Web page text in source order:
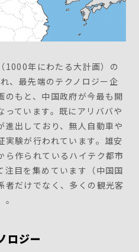
1000年にわたる大計画）の
、最先端のテクノロジー企
のもと、中国政府が今最も開
ています。既にアリババや
進出しており、無人自動車や
実験が行われています。雄安
ら作られているハイテク都市
注目を集めています（中国国
者だけでなく、多くの観光客
ロジー